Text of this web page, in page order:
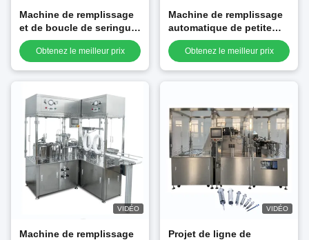
Machine de remplissage
et de boucle de seringue
préremplie de haute
précision
Obtenez le meilleur prix
Machine de remplissage
automatique de petite
seringue adhésive
viscoélastique directe
Obtenez le meilleur prix
VIDÉO
Machine de remplissage
VIDÉO
Projet de ligne de